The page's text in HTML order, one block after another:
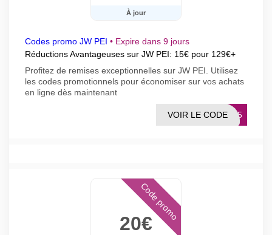
À jour
Codes promo JW PEI • Expire dans 9 jours
Réductions Avantageuses sur JW PEI: 15€ pour 129€+
Profitez de remises exceptionnelles sur JW PEI. Utilisez
les codes promotionnels pour économiser sur vos achats
en ligne dès maintenant
FF15
VOIR LE CODE
20€
Code promo